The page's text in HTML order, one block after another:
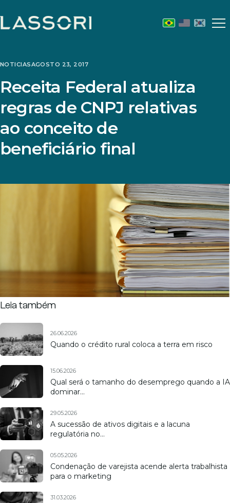
NOTICIASAGOSTO 23, 2017
Receita Federal atualiza
regras de CNPJ relativas
ao conceito de
beneficiário final
Leia também
26.06.2026
Quando o crédito rural coloca a terra em risco
15.06.2026
Qual será o tamanho do desemprego quando a IA
dominar…
29.05.2026
A sucessão de ativos digitais e a lacuna
regulatória no…
05.05.2026
Condenação de varejista acende alerta trabalhista
para o marketing
31.03.2026